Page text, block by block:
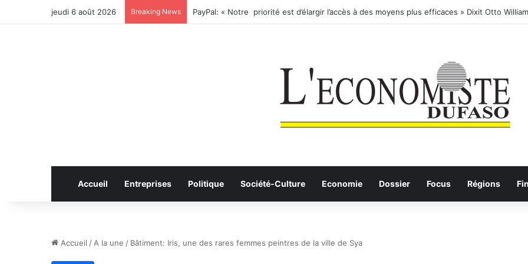
jeudi 6 août 2026 Breaking News
Accueil Entreprises Politique Société-Culture Economie Dossier Focus Régions
Accueil / A la une / Bâtiment: Iris, une des rares femmes peintres de la ville de Sya